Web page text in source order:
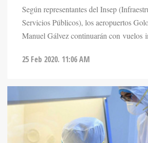
Según representantes del Insep
Servicios Públicos), los aeropuertos
Manuel Gálvez continuarán con vuelos
25 Feb 2020. 11:06 AM